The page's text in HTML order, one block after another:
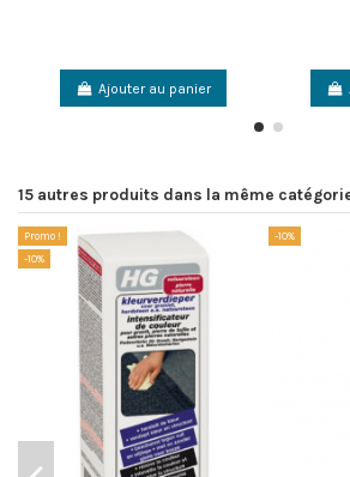
Ajouter au panier
15 autres produits dans la même
Promo !
-10%
-10%